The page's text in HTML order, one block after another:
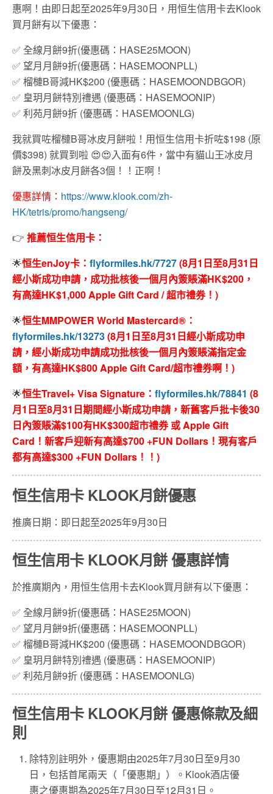
惠啊！由即日起至2025年9月30日，用恒生信用卡去Klook
買月餅有以下優惠：
✅ 全線月餅9折(優惠碼：HASE25MOON)
✅ 望月月餅9折(優惠碼：HASEMOONPLL)
✅ 榴槤B哥減HK$200 (優惠碼：HASEMOONDBGOR)
✅ 皇玥月餅特別禮遇 (優惠碼：HASEMOONIP)
✅ 利苑月餅9折 (優惠碼：HASEMOONLG)
我就買咗榴槤B哥冰皮月餅啦！用恒生信用卡折咗$198 (原
價$398) 就買到啦 😍😍入面有6件，當中有貓山王冰皮月
餅及黑刺冰皮月餅各3個！！正啊！
優惠詳情： https://www.klook.com/zh-
HK/tetris/promo/hangseng/
👉 推薦恒生信用卡：
🌟恒生enJoy卡： flyformiles.hk/7727(8月1日至8月31日
經小斯成功申請，成功批核後一個月內簽賬滿HK$200，
有高達HK$1,000 Apple Gift Card / 超市禮券！)
🌟恒生MMPOWER World Mastercard®：
flyformiles.hk/13273(8月1日至8月31日經小斯成功申
請，經小斯成功申請成功批核後一個月內簽賬滿指定金
額，有高達HK$800 Apple Gift Card/超市禮券啊！)
🌟恒生Travel+ Visa Signature： flyformiles.hk/78841 (8
月1日至8月31日期間經小斯成功申請，新舊客戶批卡後30
日內簽賬滿$100有HK$300超市禮券 或 Apple Gift
Card！新客戶迎新有高達$700 +FUN Dollars！現有客戶
都有高達$300 +FUN Dollars！！)
恒生信用卡 KLOOK月餅優惠
推廣日期：即日起至2025年9月30日
恒生信用卡 KLOOK月餅 優惠詳情
於推廣期內，用恒生信用卡去Klook買月餅有以下優惠：
✅ 全線月餅9折(優惠碼：HASE25MOON)
✅ 望月月餅9折(優惠碼：HASEMOONPLL)
✅ 榴槤B哥減HK$200 (優惠碼：HASEMOONDBGOR)
✅ 皇玥月餅特別禮遇 (優惠碼：HASEMOONIP)
✅ 利苑月餅9折 (優惠碼：HASEMOONLG)
恒生信用卡 KLOOK月餅 優惠條款及細
則
除特別註明外，優惠期由2025年7月30日至9月30
日，包括首尾兩天（「優惠期」）。Klook酒店優
惠之優惠期為2025年7月30日至12月31日。